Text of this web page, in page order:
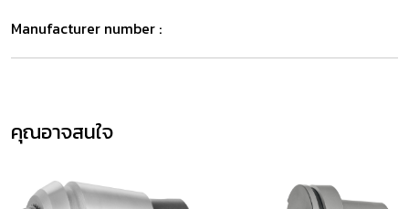
Manufacturer number :
คุณอาจสนใจ